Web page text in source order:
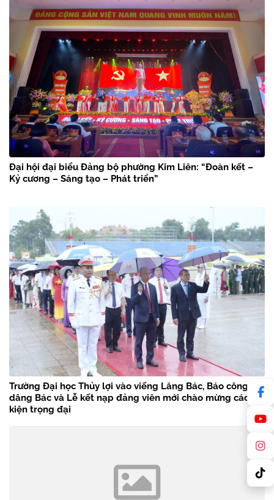
Đại hội đại biểu Đảng bộ phường Kim Liên: “Đoàn kết –
Kỷ cương – Sáng tạo – Phát triển”
Trường Đại học Thủy lợi vào viếng Lăng Bác, Báo công
dâng Bác và Lễ kết nạp đảng viên mới chào mừng các sự
kiện trọng đại